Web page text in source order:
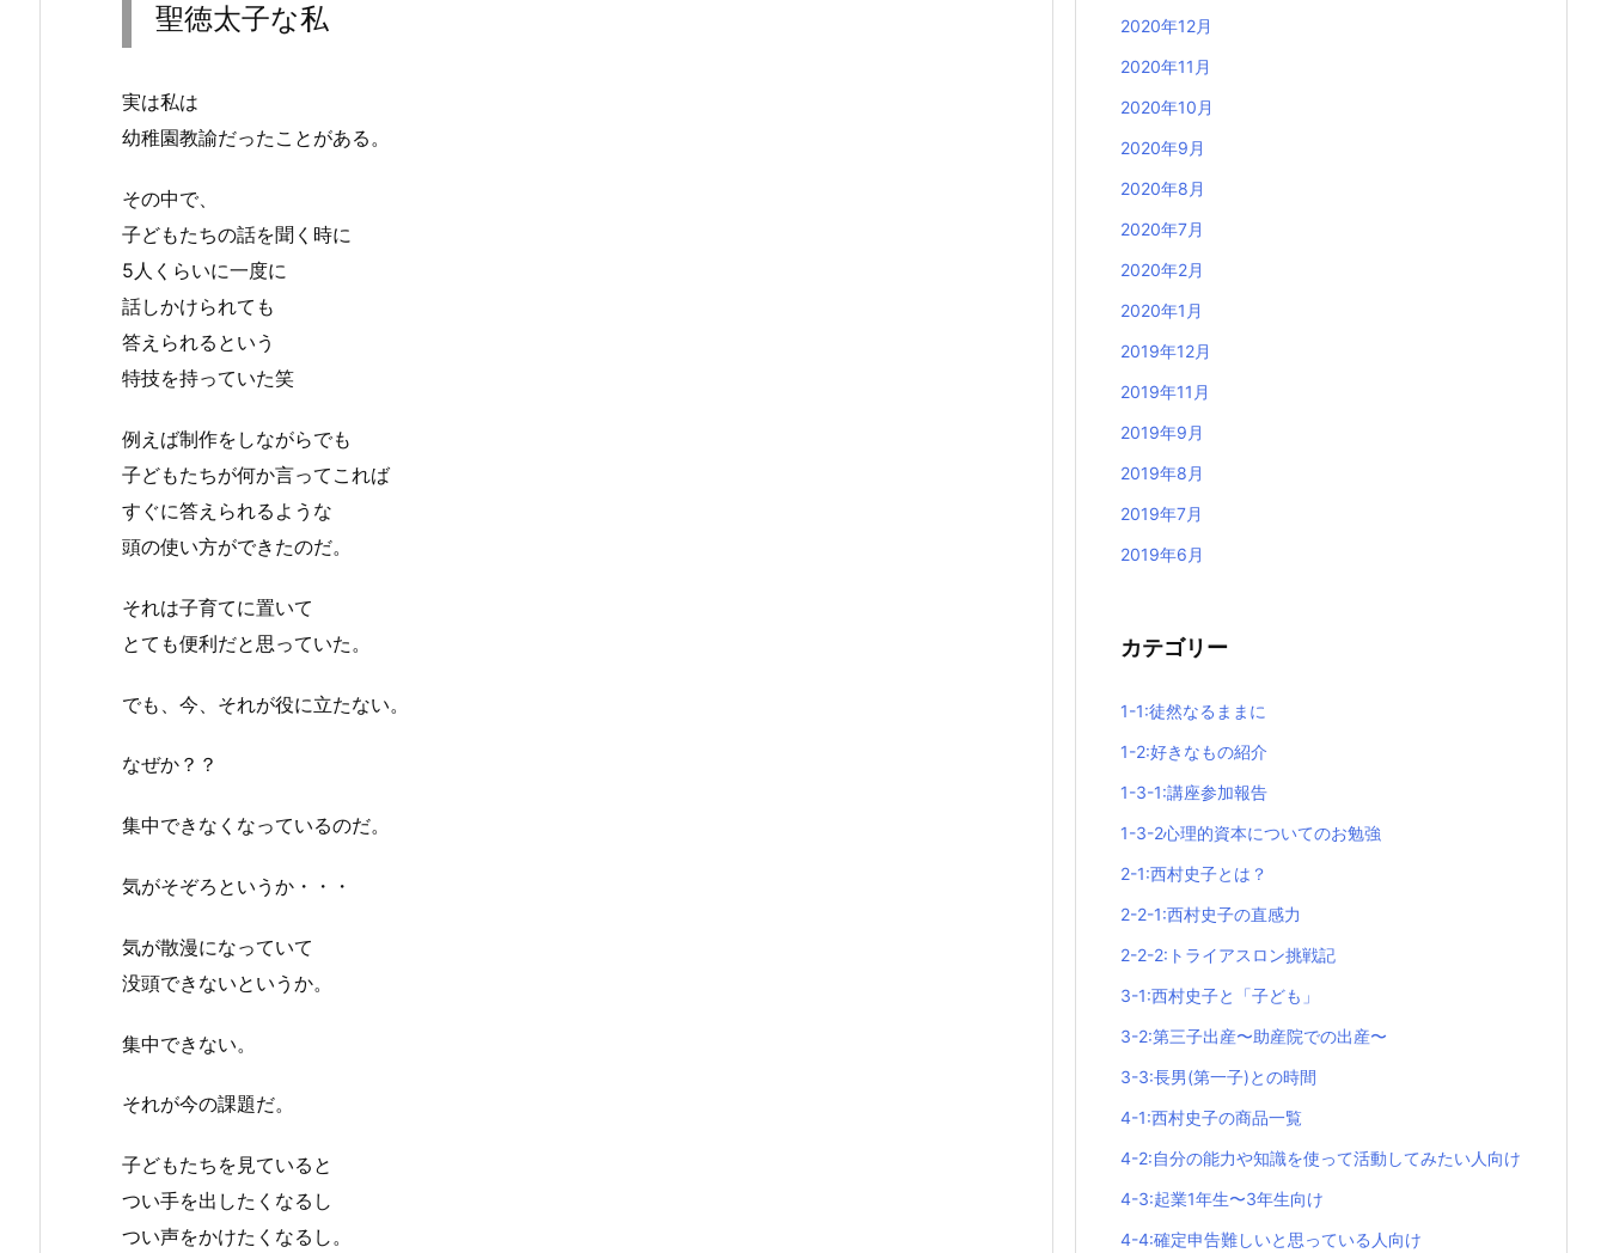
聖徳太子な私
実は私は
幼稚園教諭だったことがある。
その中で、
子どもたちの話を聞く時に
5人くらいに一度に
話しかけられても
答えられるという
特技を持っていた笑
例えば制作をしながらでも
子どもたちが何か言ってこれば
すぐに答えられるような
頭の使い方ができたのだ。
それは子育てに置いて
とても便利だと思っていた。
でも、今、それが役に立たない。
なぜか？？
集中できなくなっているのだ。
気がそぞろというか・・・
気が散漫になっていて
没頭できないというか。
集中できない。
それが今の課題だ。
子どもたちを見ていると
つい手を出したくなるし
つい声をかけたくなるし。
2020年12月
2020年11月
2020年10月
2020年9月
2020年8月
2020年7月
2020年2月
2020年1月
2019年12月
2019年11月
2019年9月
2019年8月
2019年7月
2019年6月
カテゴリー
1-1:徒然なるままに
1-2:好きなもの紹介
1-3-1:講座参加報告
1-3-2心理的資本についてのお勉強
2-1:西村史子とは？
2-2-1:西村史子の直感力
2-2-2:トライアスロン挑戦記
3-1:西村史子と「子ども」
3-2:第三子出産〜助産院での出産〜
3-3:長男(第一子)との時間
4-1:西村史子の商品一覧
4-2:自分の能力や知識を使って活動してみたい人向け
4-3:起業1年生〜3年生向け
4-4:確定申告難しいと思っている人向け